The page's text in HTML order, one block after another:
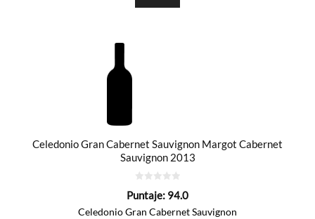
Celedonio Gran Cabernet Sauvignon Margot Cabernet
Sauvignon 2013
de
Puntaje: 94.0
Celedonio Gran Cabernet Sauvignon